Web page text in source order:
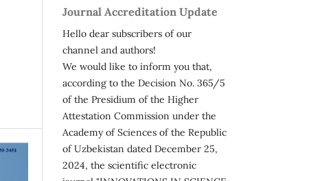
Journal Accreditation Update
Hello dear subscribers of our
channel and authors!
We would like to inform you that,
according to the Decision No. 365/5
of the Presidium of the Higher
Attestation Commission under the
Academy of Sciences of the Republic
of Uzbekistan dated December 25,
2024, the scientific electronic